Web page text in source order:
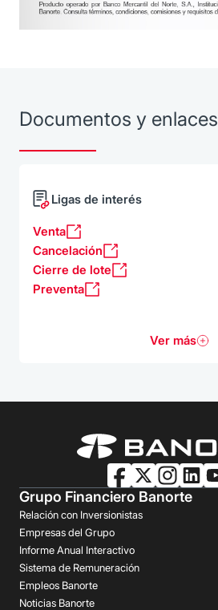
Documentos y enlaces
Ligas de interés
Venta
Cancelación
Cierre de lote
Preventa
Ver más
Grupo Financiero Banorte
Relación con Inversionistas
Empresas del Grupo
Informe Anual Interactivo
Sistema de Remuneración
Empleos Banorte
Noticias Banorte